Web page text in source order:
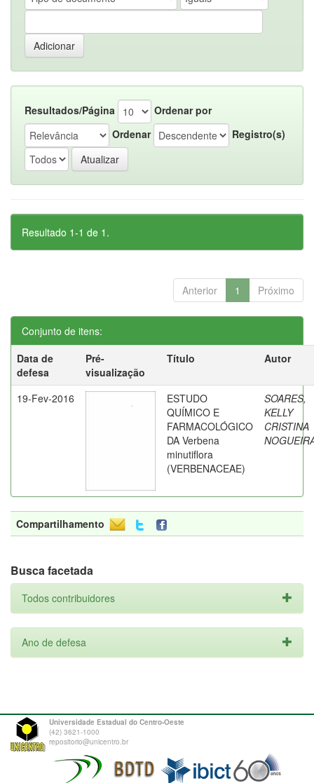
Resultados/Página
Ordenar por
Ordenar
Registro(s)
Resultado 1-1 de 1.
Anterior 1 Próximo
Conjunto de itens:
Data de
defesa
Pré-
visualização
Título Autor
19-Fev-2016
ESTUDO
QUÍMICO E
FARMACOLÓGICO
DA Verbena
minutiflora
(VERBENACEAE)
SOARES,
KELLY
CRISTINA
Compartilhamento
Busca facetada
Todos contribuidores
Ano de defesa
Universidade Estadual do Centro-Oeste
(42) 3621-1000
repositorio@unicentro.br